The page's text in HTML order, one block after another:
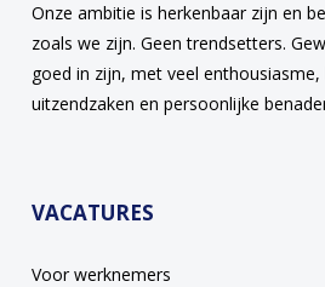
Onze ambitie is herkenbaar zijn en
zoals we zijn. Geen trendsetters.
goed in zijn, met veel enthousiasme,
uitzendzaken en persoonlijke
VACATURES
Voor werknemers